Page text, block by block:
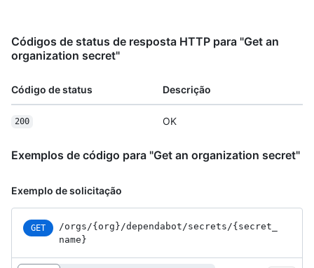
Códigos de status de resposta HTTP para "Get an
organization secret"
Código de status Descrição
200 OK
Exemplos de código para "Get an organization secret"
Exemplo de solicitação
GET /orgs /{org} /dependabot /secrets /{secret_
name}